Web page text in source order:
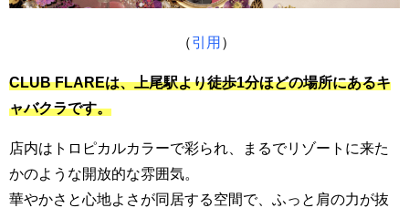
（引用 ）
CLUB FLAREは、上尾駅より徒歩1分ほどの場所にあるキ
ャバクラです。
店内はトロピカルカラーで彩られ、まるでリゾートに来た
かのような開放的な雰囲気。
華やかさと心地よさが同居する空間で、ふっと肩の力が抜